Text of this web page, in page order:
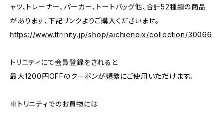
ャツ、トレーナー、パーカー、トートバッグ他、合計52種類の商品
があります、下記リンクよりご購入くださいませ。
https://www.ttrinity.jp/shop/aichienoix/collection/30066
トリニティにて会員登録をされると
最大1200円OFFのクーポンが頻繁にご使用いただけます。
※トリニティでのお買物には